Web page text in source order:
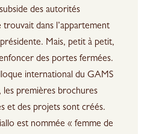
des autorités
trouvait dans l’appartement
Mais, petit à petit,
des portes fermées.
international du GAMS
les premières brochures
et des projets sont créés.
est nommée « femme de